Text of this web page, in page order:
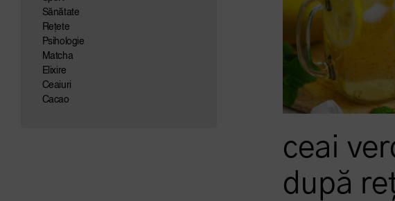
Sănătate
Rețete
Psihologie
Matcha
Elixire
Ceaiuri
Cacao
ceai
după